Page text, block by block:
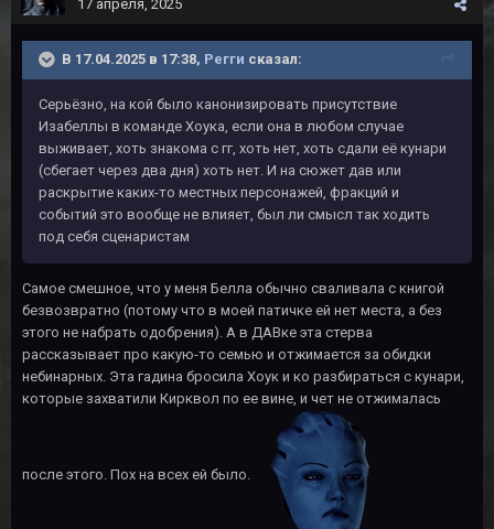
17 апреля, 2025
В 17.04.2025 в 17:38, Регги сказал:
Серьёзно, на кой было канонизировать присутствие
Изабеллы в команде Хоука, если она в любом случае
выживает, хоть знакома с гг, хоть нет, хоть сдали её кунари
(сбегает через два дня) хоть нет. И на сюжет дав или
раскрытие каких-то местных персонажей, фракций и
событий это вообще не влияет, был ли смысл так ходить
под себя сценаристам
Самое смешное, что у меня Белла обычно сваливала с книгой
безвозвратно (потому что в моей патичке ей нет места, а без
этого не набрать одобрения). А в ДАВке эта стерва
рассказывает про какую-то семью и отжимается за обидки
небинарных. Эта гадина бросила Хоук и ко разбираться с кунари,
которые захватили Кирквол по ее вине, и чет не отжималась
после этого. Пох на всех ей было.